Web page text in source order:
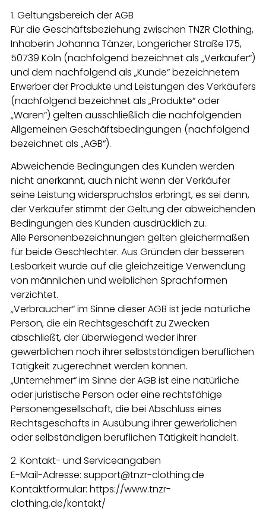
1. Geltungsbereich der AGB
Für die Geschäftsbeziehung zwischen TNZR Clothing,
Inhaberin Johanna Tänzer, Longericher Straße 175,
50739 Köln (nachfolgend bezeichnet als „Verkäufer“)
und dem nachfolgend als „Kunde“ bezeichnetem
Erwerber der Produkte und Leistungen des Verkäufers
(nachfolgend bezeichnet als „Produkte“ oder
„Waren“) gelten ausschließlich die nachfolgenden
Allgemeinen Geschäftsbedingungen (nachfolgend
bezeichnet als „AGB“).
Abweichende Bedingungen des Kunden werden
nicht anerkannt, auch nicht wenn der Verkäufer
seine Leistung widerspruchslos erbringt, es sei denn,
der Verkäufer stimmt der Geltung der abweichenden
Bedingungen des Kunden ausdrücklich zu.
Alle Personenbezeichnungen gelten gleichermaßen
für beide Geschlechter. Aus Gründen der besseren
Lesbarkeit wurde auf die gleichzeitige Verwendung
von männlichen und weiblichen Sprachformen
verzichtet.
„Verbraucher“ im Sinne dieser AGB ist jede natürliche
Person, die ein Rechtsgeschäft zu Zwecken
abschließt, der überwiegend weder ihrer
gewerblichen noch ihrer selbstständigen beruflichen
Tätigkeit zugerechnet werden können.
„Unternehmer“ im Sinne der AGB ist eine natürliche
oder juristische Person oder eine rechtsfähige
Personengesellschaft, die bei Abschluss eines
Rechtsgeschäfts in Ausübung ihrer gewerblichen
oder selbständigen beruflichen Tätigkeit handelt.
2. Kontakt- und Serviceangaben
E-Mail-Adresse: support@tnzr-clothing.de
Kontaktformular: https://www.tnzr-
clothing.de/kontakt/